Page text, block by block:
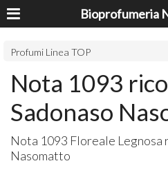
Profumi Linea TOP
Nota 1093
Sadonaso
Nota 1093 Floreale Legnosa
Nasomatto